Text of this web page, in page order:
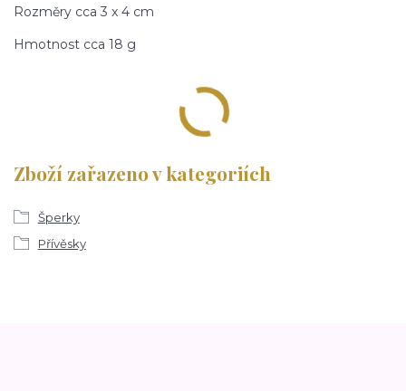
Rozměry cca 3 x 4 cm
Hmotnost cca 18 g
Zboží zařazeno v kategoriích
Šperky
Přívěsky